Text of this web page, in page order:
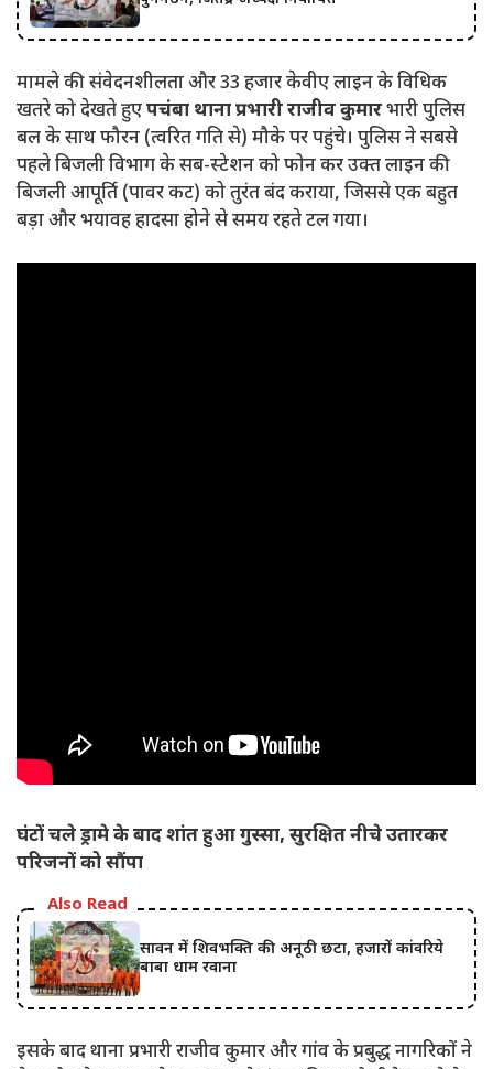
मामले की संवेदनशीलता और 33 हजार केवीए लाइन के विधिक
खतरे को देखते हुएपचंबा थाना प्रभारी राजीव कुमारभारी पुलिस
बल के साथ फौरन (त्वरित गति से) मौके पर पहुंचे। पुलिस ने सबसे
पहले बिजली विभाग के सब-स्टेशन को फोन कर उक्त लाइन की
बिजली आपूर्ति (पावर कट) को तुरंत बंद कराया, जिससे एक बहुत
बड़ा और भयावह हादसा होने से समय रहते टल गया।
घंटों चले ड्रामे के बाद शांत हुआ गुस्सा, सुरक्षित नीचे उतारकर
परिजनों को सौंपा
Also Read
सावन में शिवभक्ति की अनूठी छटा, हजारों कांवरिये
बाबा धाम रवाना
इसके बाद थाना प्रभारी राजीव कुमार और गांव के प्रबुद्ध नागरिकों ने